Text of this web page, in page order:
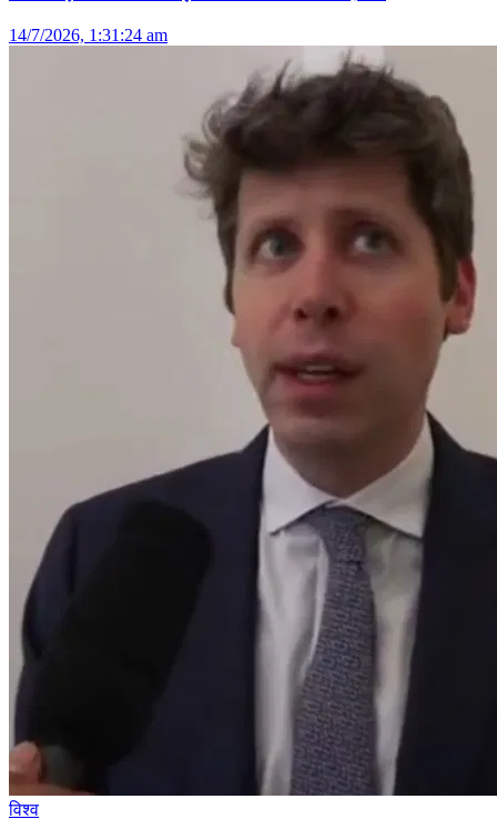
14/7/2026, 1:31:24 am
विश्व